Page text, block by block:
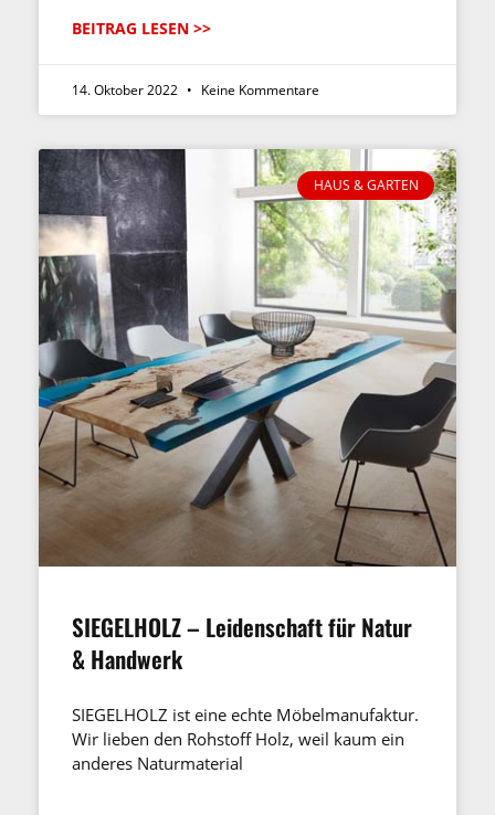
BEITRAG LESEN >>
14. Oktober 2022 Keine Kommentare
HAUS & GARTEN
SIEGELHOLZ – Leidenschaft für Natur
& Handwerk
SIEGELHOLZ ist eine echte Möbelmanufaktur.
Wir lieben den Rohstoff Holz, weil kaum ein
anderes Naturmaterial